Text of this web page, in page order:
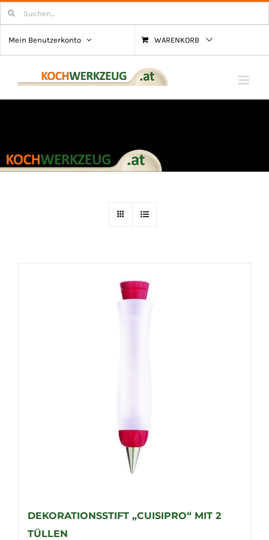
Zum
Inhalt
springen
Suchen
nach:
Mein Benutzerkonto
WARENKORB
DEKORATIONSSTIFT „CUISIPRO“ MIT 2
TÜLLEN